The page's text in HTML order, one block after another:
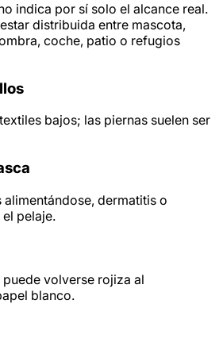
indica por sí solo el alcance real.
distribuida entre mascota,
coche, patio o refugios
bajos; las piernas suelen ser
dermatitis o
pelaje.
volverse rojiza al
blanco.